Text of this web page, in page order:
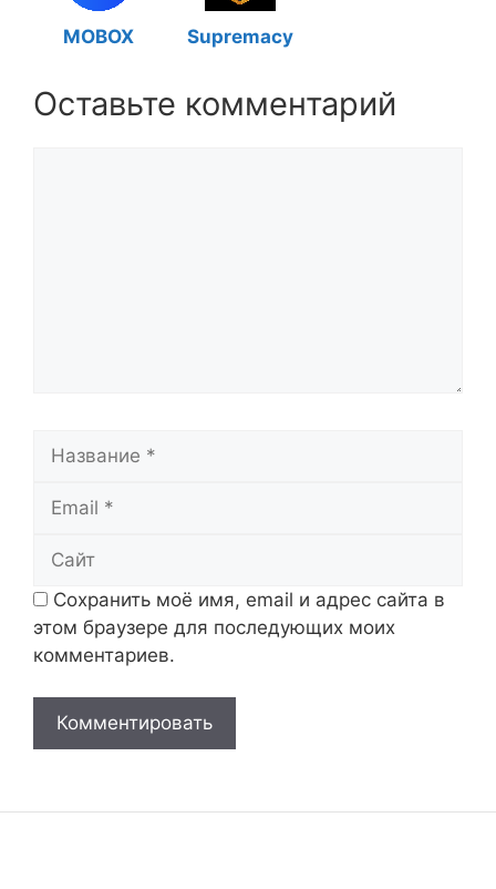
MOBOX Supremacy
Оставьте комментарий
Сохранить моё имя, email и адрес сайта в
этом браузере для последующих моих
комментариев.